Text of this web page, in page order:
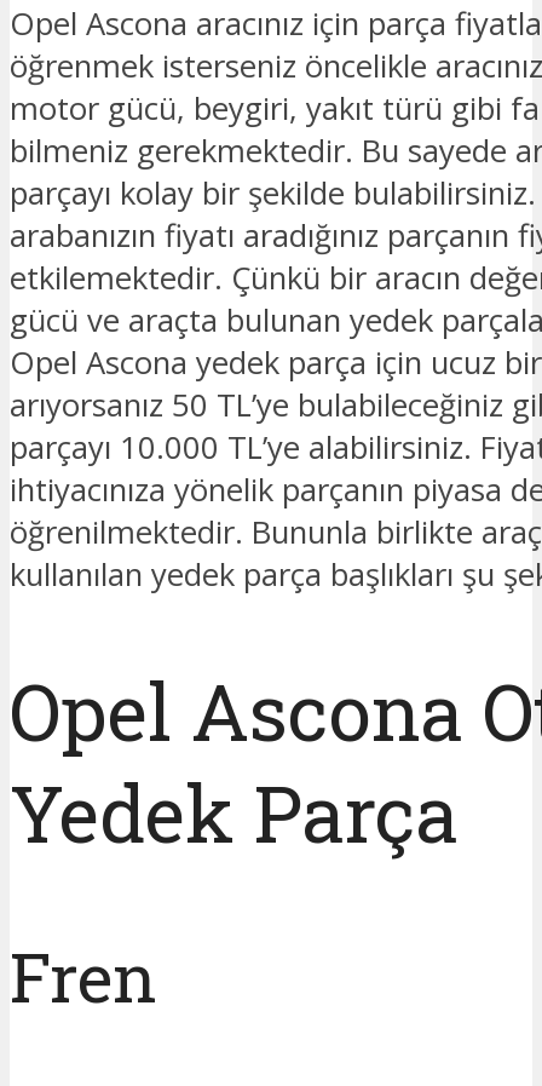
Opel Ascona aracınız için parça
öğrenmek isterseniz öncelikle
motor gücü, beygiri, yakıt türü gibi
bilmeniz gerekmektedir. Bu sayede
parçayı kolay bir şekilde bulabilirsiniz.
arabanızın fiyatı aradığınız parçanın
etkilemektedir. Çünkü bir aracın
gücü ve araçta bulunan yedek
Opel Ascona yedek parça için ucuz
arıyorsanız 50 TL’ye bulabileceğiniz
parçayı 10.000 TL’ye alabilirsiniz.
ihtiyacınıza yönelik parçanın piyasa
öğrenilmektedir. Bununla birlikte
kullanılan yedek parça başlıkları şu
Opel Ascona
Yedek Parça
Fren